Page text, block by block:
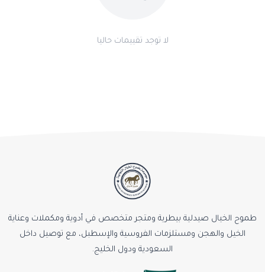
لا توجد تقييمات حاليا
طموح الخيال صيدلية بيطرية ومتجر متخصص في أدوية ومكملات وعناية
الخيل والهجن ومستلزمات الفروسية والإسطبل، مع توصيل داخل
السعودية ودول الخليج.